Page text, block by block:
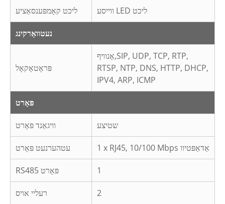
ליכט קאָמפּענסאַציע ווייסע LED ליכט
נעטוואָרקינג
פּראָטאָקאָל
אָנוויף,SIP, UDP, TCP, RTP,
RTSP, NTP, DNS, HTTP, DHCP,
IPV4, ARP, ICMP
פּאָרט
וויגאַנד פּאָרט שטיצע
עטהערנעט פּאָרט 1 x RJ45, 10/100 Mbps אַדאַפּטיוו
RS485 פּאָרט 1
רעליי אויס 2